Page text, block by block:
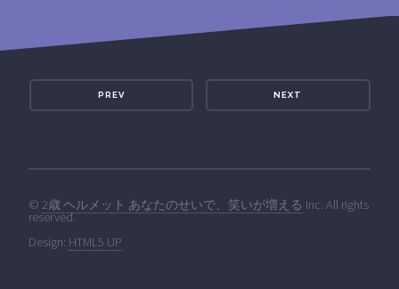
PREV NEXT
© 2歳 ヘルメット あなたのせいで、笑いが増える Inc. All rights
reserved.
Design: HTML5 UP